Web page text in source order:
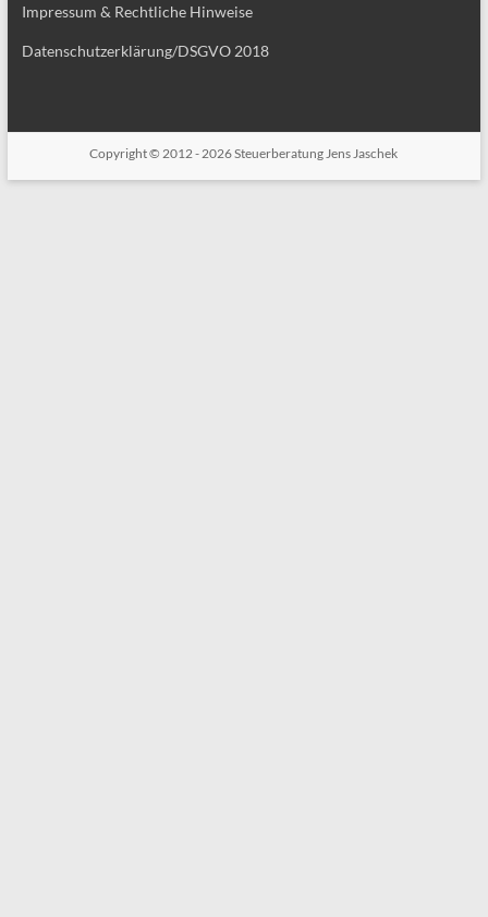
Impressum & Rechtliche Hinweise
Datenschutzerklärung/DSGVO 2018
Copyright © 2012 - 2026Steuerberatung Jens Jaschek